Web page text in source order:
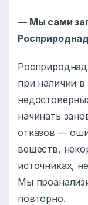
— Мы сами
при наличии в
начинать
отказов —
веществ,
источниках,
Мы
повторно.